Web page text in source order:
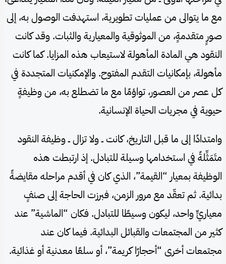
مع ما يتوالى من عمليات تطويرية، استهدفت الوصول به، إلى
صورٍ متقدمةٍ، من الموثوقية والمعيارية والثبات. وقد كانت
النقود هي المادة المأهولة لاستيعاب هذه المزايا. كما كانت
مأهولة، بإمكانيات التقدم المفتوح. والإمكنيات المتجددة في
كل عصر من العصور، تواؤمًا مع ما تضطلع به، من وظيفةٍ
حيوية في مجريات الحياة الإنسانية.
وامتدادًا إلى ما قبل التاريخ، كانت ــ ولا تزال ــ وظيفة النقود
متَمَثِّلةً في استخدامها وسيلة للتبادل. إذ ارتبطت هذه
الوظيفة بمعيار “القيمة”، الذي كان في أقدم مراحله مقايضةً
بدائية. ثم تعقّد مع مرور الزمن، فبرزت الحاجة إلى صنفٍ
معياريٍّ واحد، ليكون وسيطًا للتبادل. فكان “الماشية” عند
كثير من المجتمعات والقبائل البدائية. فيما كان عند
مجتمعات أخرى “أحجارًا كريمة”، أو سلعًا معدنية أو غذائية.